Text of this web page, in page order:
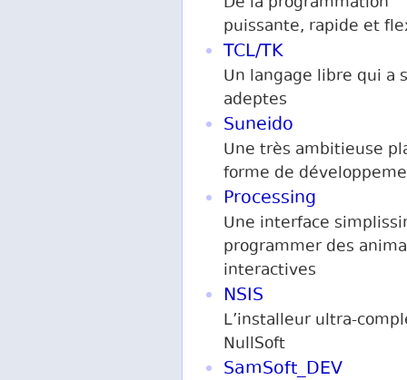
puissante, rapide et
TCL/TK
Un langage libre qui a
adeptes
Suneido
Une très ambitieuse
forme de
Processing
Une interface
programmer des
interactives
NSIS
L’installeur ultra-
NullSoft
SamSoft_DEV